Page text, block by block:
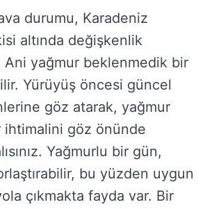
durumu, Karadeniz
altında değişkenlik
Ani yağmur beklenmedik bir
Yürüyüş öncesi güncel
göz atarak, yağmur
ihtimalini göz önünde
Yağmurlu bir gün,
bu yüzden uygun
çıkmakta fayda var. Bir